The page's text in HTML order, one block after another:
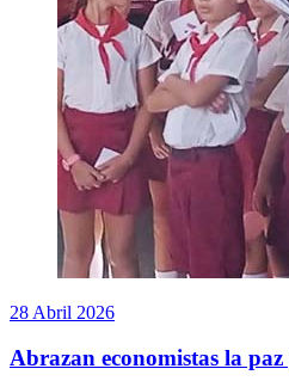
28 Abril 2026
Abrazan economistas la